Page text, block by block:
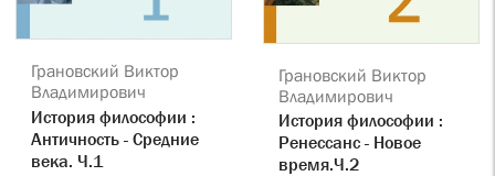
Грановский Виктор
Владимирович
История философии :
Античность - Средние
века. Ч.1
Грановский Виктор
Владимирович
История философии :
Ренессанс - Новое
время.Ч.2